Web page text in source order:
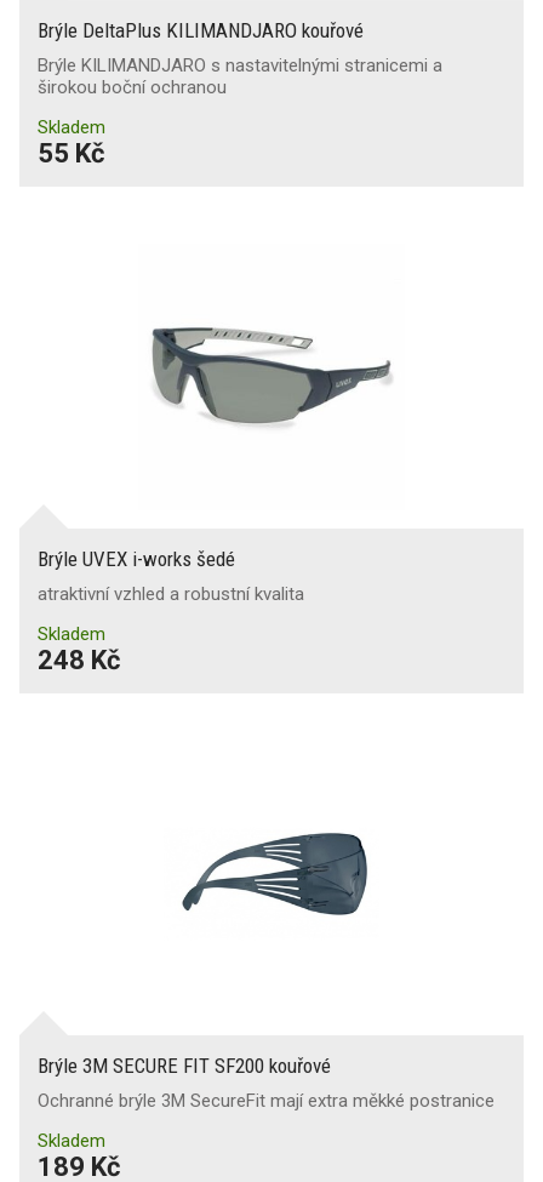
Brýle DeltaPlus KILIMANDJARO kouřové
Brýle KILIMANDJARO s nastavitelnými stranicemi a
širokou boční ochranou
Skladem
55 Kč
Brýle UVEX i-works šedé
atraktivní vzhled a robustní kvalita
Skladem
248 Kč
Brýle 3M SECURE FIT SF200 kouřové
Ochranné brýle 3M SecureFit mají extra měkké postranice
Skladem
189 Kč